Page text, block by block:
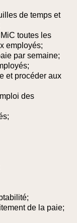
de temps et
toutes les
employés;
par semaine;
et procéder aux
des
de la paie;